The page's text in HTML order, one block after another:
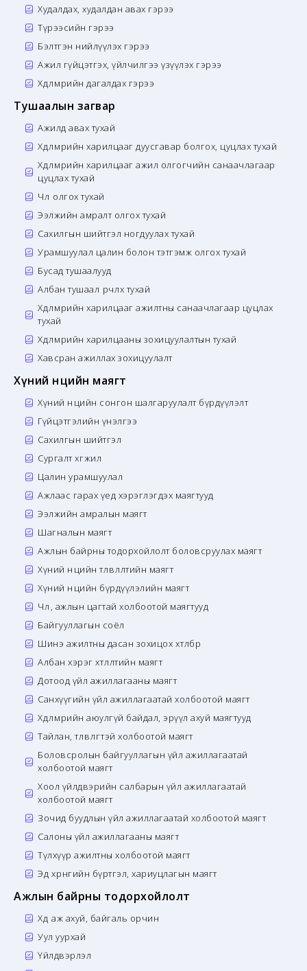
Худалдах, худалдан авах гэрээ
Түрээсийн гэрээ
Бэлтгэн нийлүүлэх гэрээ
Ажил гүйцэтгэх, үйлчилгээ үзүүлэх гэрээ
Хөдөлмөрийн дагалдах гэрээ
Тушаалын загвар
Ажилд авах тухай
Хөдөлмөрийн харилцааг дуусгавар болгох, цуцлах тухай
Хөдөлмөрийн харилцааг ажил олгогчийн санаачлагаар
цуцлах тухай
Чөлөө олгох тухай
Ээлжийн амралт олгох тухай
Сахилгын шийтгэл ногдуулах тухай
Урамшуулал цалин болон тэтгэмж олгох тухай
Бусад тушаалууд
Албан тушаал өөрчлөх тухай
Хөдөлмөрийн харилцааг ажилтны санаачлагаар цуцлах
тухай
Хөдөлмөрийн харилцааны зохицуулалтын тухай
Хавсран ажиллах зохицуулалт
Хүний нөөцийн маягт
Хүний нөөцийн сонгон шалгаруулалт бүрдүүлэлт
Гүйцэтгэлийн үнэлгээ
Сахилгын шийтгэл
Сургалт хөгжил
Цалин урамшуулал
Ажлаас гарах үед хэрэглэгдэх маягтууд
Ээлжийн амралын маягт
Шагналын маягт
Ажлын байрны тодорхойлолт боловсруулах маягт
Хүний нөөцийн төлөвлөлтийн маягт
Хүний нөөцийн бүрдүүлэлийн маягт
Чөлөө, ажлын цагтай холбоотой маягтууд
Байгууллагын соёл
Шинэ ажилтны дасан зохицох хөтөлбөр
Албан хэрэг хөтлөлтийн маягт
Дотоод үйл ажиллагааны маягт
Санхүүгийн үйл ажиллагаатай холбоотой маягт
Хөдөлмөрийн аюулгүй байдал, эрүүл ахуй маягтууд
Тайлан, төлөвлөгөөтэй холбоотой маягт
Боловсролын байгууллагын үйл ажиллагаатай
холбоотой маягт
Хоол үйлдвэрийн салбарын үйл ажиллагаатай
холбоотой маягт
Зочид буудлын үйл ажиллагаатай холбоотой маягт
Салоны үйл ажиллагааны маягт
Түлхүүр ажилтны холбоотой маягт
Эд хөрөнгийн бүртгэл, хариуцлагын маягт
Ажлын байрны тодорхойлолт
Хөдөө аж ахуй, байгаль орчин
Уул уурхай
Үйлдвэрлэл